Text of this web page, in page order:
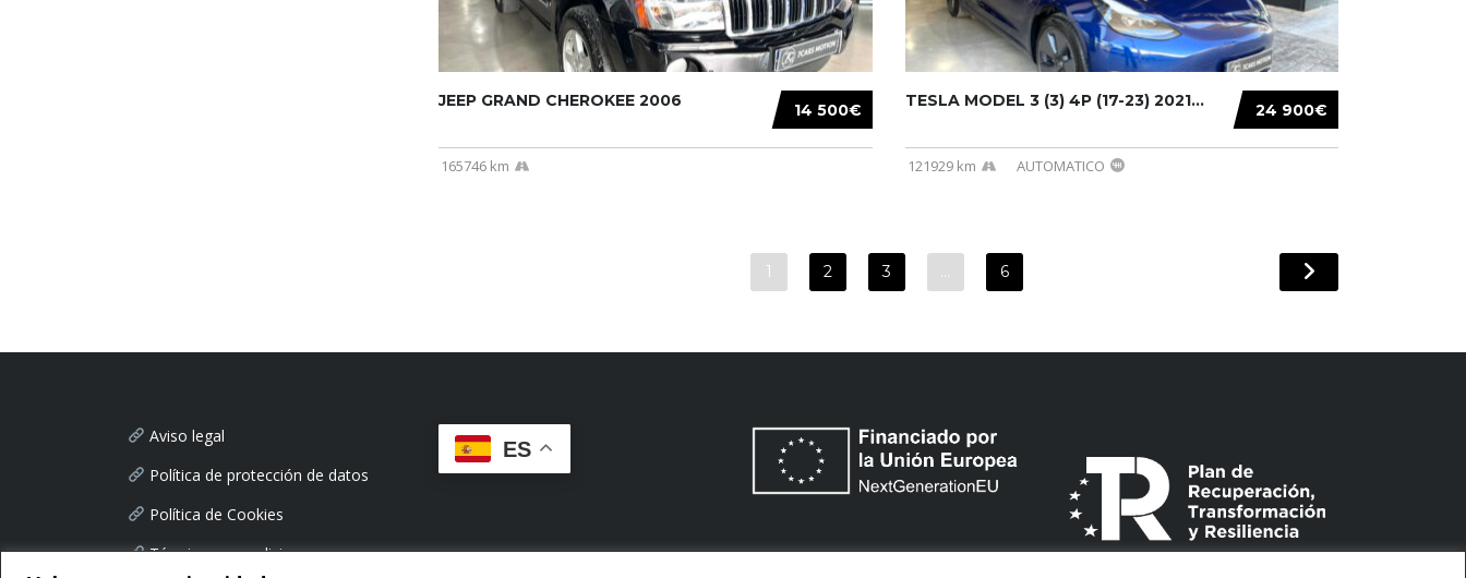
14 500€
JEEP GRAND CHEROKEE 2006
165746 km
24 900€
TESLA MODEL 3 (3) 4P (17-23) 2021...
121929 km AUTOMATICO
1 2 3 … 6
Aviso legal
Política de protección de datos
Política de Cookies
Términos y condiciones
ES